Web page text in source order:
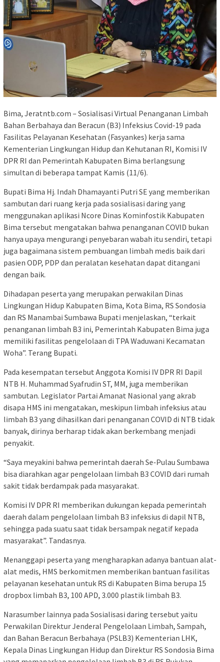
Bima, Jeratntb.com – Sosialisasi Virtual Penanganan Limbah
Bahan Berbahaya dan Beracun (B3) Infeksius Covid-19 pada
Fasilitas Pelayanan Kesehatan (Fasyankes) kerja sama
Kementerian Lingkungan Hidup dan Kehutanan RI, Komisi IV
DPR RI dan Pemerintah Kabupaten Bima berlangsung
simultan di beberapa tampat Kamis (11/6).
Bupati Bima Hj. Indah Dhamayanti Putri SE yang memberikan
sambutan dari ruang kerja pada sosialisasi daring yang
menggunakan aplikasi Ncore Dinas Kominfostik Kabupaten
Bima tersebut mengatakan bahwa penanganan COVID bukan
hanya upaya mengurangi penyebaran wabah itu sendiri, tetapi
juga bagaimana sistem pembuangan limbah medis baik dari
pasien ODP, PDP dan peralatan kesehatan dapat ditangani
dengan baik.
Dihadapan peserta yang merupakan perwakilan Dinas
Lingkungan Hidup Kabupaten Bima, Kota Bima, RS Sondosia
dan RS Manambai Sumbawa Bupati menjelaskan, “terkait
penanganan limbah B3 ini, Pemerintah Kabupaten Bima juga
memiliki fasilitas pengelolaan di TPA Waduwani Kecamatan
Woha”. Terang Bupati.
Pada kesempatan tersebut Anggota Komisi IV DPR RI Dapil
NTB H. Muhammad Syafrudin ST, MM, juga memberikan
sambutan. Legislator Partai Amanat Nasional yang akrab
disapa HMS ini mengatakan, meskipun limbah infeksius atau
limbah B3 yang dihasilkan dari penanganan COVID di NTB tidak
banyak, dirinya berharap tidak akan berkembang menjadi
penyakit.
“Saya meyakini bahwa pemerintah daerah Se-Pulau Sumbawa
bisa diarahkan agar pengelolaan limbah B3 COVID dari rumah
sakit tidak berdampak pada masyarakat.
Komisi IV DPR RI memberikan dukungan kepada pemerintah
daerah dalam pengelolaan limbah B3 infeksius di dapil NTB,
sehingga pada suatu saat tidak bersampak negatif kepada
masyarakat”. Tandasnya.
Menanggapi peserta yang mengharapkan adanya bantuan alat-
alat medis, HMS berkomitmen memberikan bantuan fasilitas
pelayanan kesehatan untuk RS di Kabupaten Bima berupa 15
dropbox limbah B3, 100 APD, 3.000 plastik limbah B3.
Narasumber lainnya pada Sosialisasi daring tersebut yaitu
Perwakilan Direktur Jenderal Pengelolaan Limbah, Sampah,
dan Bahan Beracun Berbahaya (PSLB3) Kementerian LHK,
Kepala Dinas Lingkungan Hidup dan Direktur RS Sondosia Bima